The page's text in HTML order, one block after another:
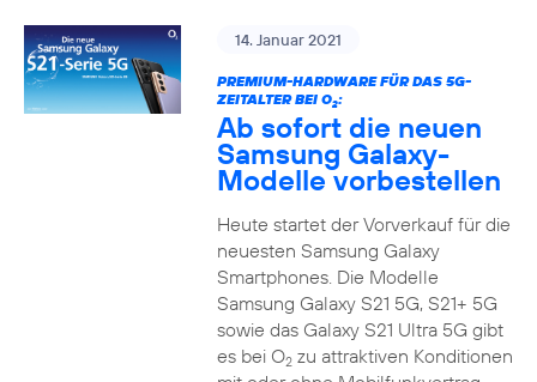
14. Januar 2021
PREMIUM-HARDWARE FÜR DAS 5G-
ZEITALTER BEI O2:
Ab sofort die neuen
Samsung Galaxy-
Modelle vorbestellen
Heute startet der Vorverkauf für die
neuesten Samsung Galaxy
Smartphones. Die Modelle
Samsung Galaxy S21 5G, S21+ 5G
sowie das Galaxy S21 Ultra 5G gibt
es bei O2zu attraktiven Konditionen